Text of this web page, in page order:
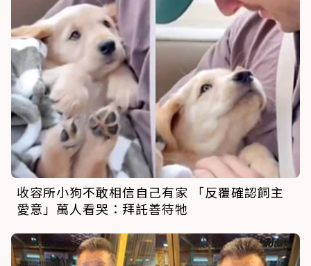
收容所小狗不敢相信自己有家 「反覆確認飼主
愛意」萬人看哭：拜託善待牠